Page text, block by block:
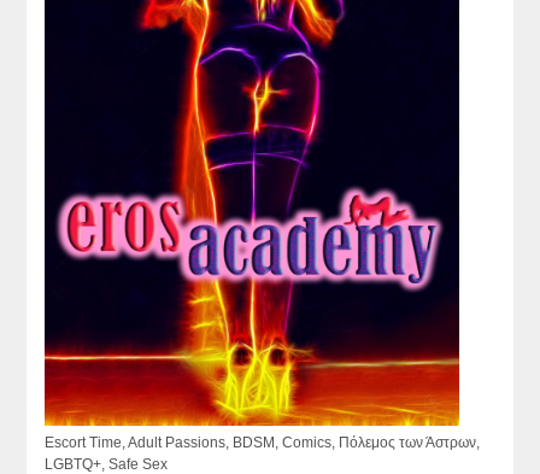
Escort Time, Adult Passions, BDSM, Comics, Πόλεμος των Άστρων,
LGBTQ+, Safe Sex